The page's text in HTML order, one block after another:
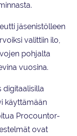
jäsenistölleen
valittiin ilo,
pohjalta
vuosina.
käyttämään
Procountor-
ovat